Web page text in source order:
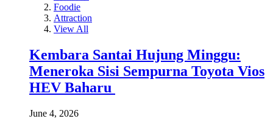
Foodie
Attraction
View All
Kembara Santai Hujung Minggu:
Meneroka Sisi Sempurna Toyota Vios
HEV Baharu
June 4, 2026